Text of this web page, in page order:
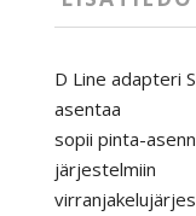
D Line adapteri
asentaa
sopii pinta-
järjestelmiin